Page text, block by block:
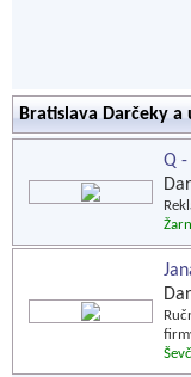
Bratislava Darčeky
Q -